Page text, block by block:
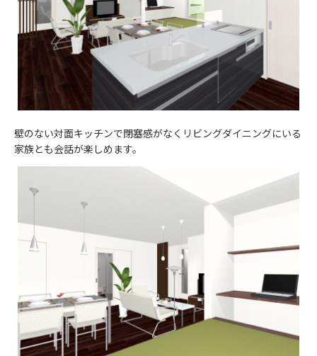
壁のない対面キッチンで閉塞感がなくリビングダイニングにいる
家族とも会話が楽しめます。